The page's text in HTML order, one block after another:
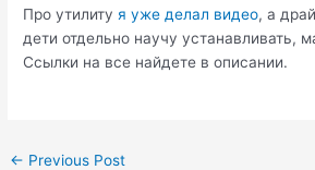
Про утилиту я уже делал видео, а
дети отдельно научу устанавливать,
Ссылки на все найдете в описании.
Post
← Previous Post